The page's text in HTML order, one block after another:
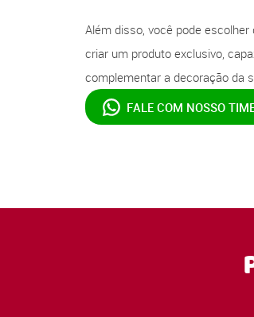
Além disso, você pode
criar um produto exclusivo,
complementar a decoração da
FALE COM NOSSO